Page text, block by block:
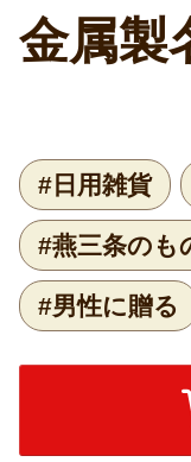
金属製
#日用雑貨
#燕三条のも
#男性に贈る